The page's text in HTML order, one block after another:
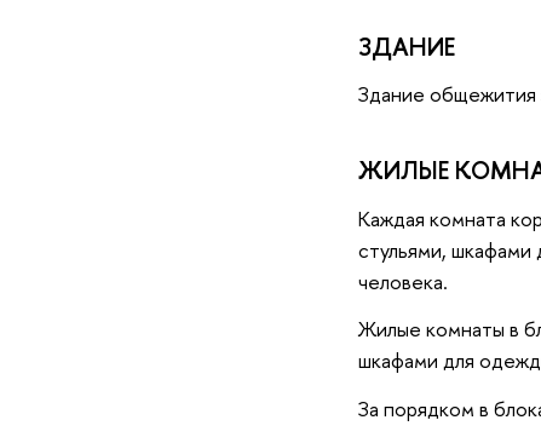
ЗДАНИЕ
Здание общежития
ЖИЛЫЕ
Каждая комната
стульями,
человека.
Жилые комнаты в
шкафами для
За порядком в